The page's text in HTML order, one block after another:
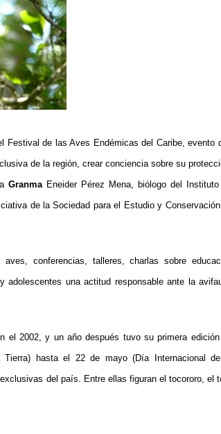
Festival de las Aves Endémicas del Caribe, evento
de la región, crear conciencia sobre su
Granma Eneider Pérez Mena, biólogo del
de la Sociedad para el Estudio y
conferencias, talleres, charlas sobre
una actitud responsable ante la
el 2002, y un año después tuvo su primera
hasta el 22 de mayo (Día Internacional
del país. Entre ellas figuran el tocororo, el